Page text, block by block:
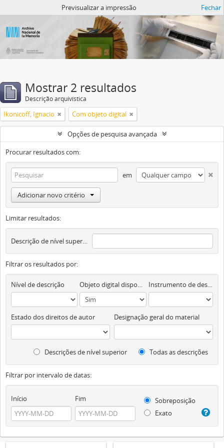
Previsualizar a impressão Fechar
Mostrar 2 resultados
Descrição arquivística
Ikonicoff, Ignacio Com objeto digital
Opções de pesquisa avançada
Procurar resultados com:
em
Adicionar novo critério
Limitar resultados:
Descrição de nível superior
Filtrar os resultados por:
Nível de descrição Objeto digital disponível Instrumento de descrição documental
Estado dos direitos de autor Designação geral do material
Descrições de nível superior Todas as descrições
Filtrar por intervalo de datas:
Início Fim
Sobreposição
Exato